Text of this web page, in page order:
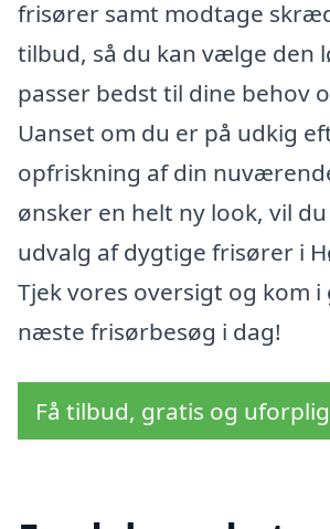
frisører samt modtage
tilbud, så du kan vælge den
passer bedst til dine behov
Uanset om du er på udkig
opfriskning af din
ønsker en helt ny look, vil
udvalg af dygtige frisører i
Tjek vores oversigt og kom
næste frisørbesøg i dag!
Få tilbud, gratis og